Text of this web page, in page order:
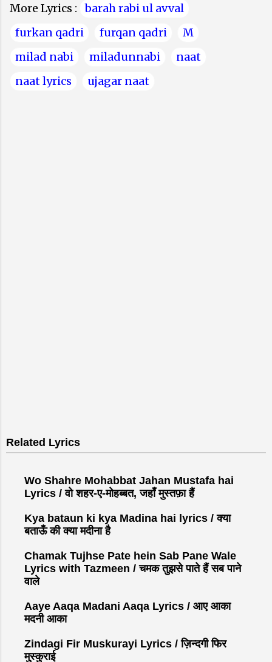
More Lyrics :
barah rabi ul avval
furkan qadri
furqan qadri
M
milad nabi
miladunnabi
naat
naat lyrics
ujagar naat
Related Lyrics
Wo Shahre Mohabbat Jahan Mustafa hai
Lyrics / वो शहर-ए-मोहब्बत, जहाँ मुस्तफ़ा हैं
Kya bataun ki kya Madina hai lyrics / क्या
बताऊँ की क्या मदीना है
Chamak Tujhse Pate hein Sab Pane Wale
Lyrics with Tazmeen / चमक तुझसे पाते हैं सब पाने
वाले
Aaye Aaqa Madani Aaqa Lyrics / आए आका
मदनी आका
Zindagi Fir Muskurayi Lyrics / ज़िन्दगी फिर
मुस्कुराई